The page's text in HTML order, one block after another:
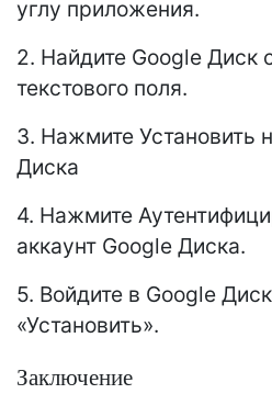
углу приложения.
2. Найдите Google
текстового поля.
3. Нажмите Установить
Диска
4. Нажмите
аккаунт Google Диска.
5. Войдите в Google
«Установить».
Заключение